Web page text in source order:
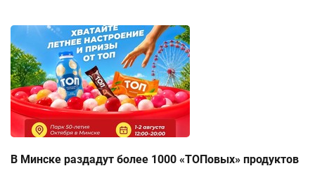
В Минске раздадут более 1000 «ТОПовых» продуктов